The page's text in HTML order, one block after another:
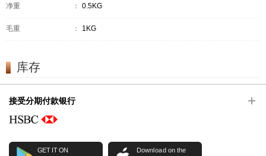
净重 ： 0.5KG
毛重 ： 1KG
库存
接受分期付款银行
GET IT ON Download on the